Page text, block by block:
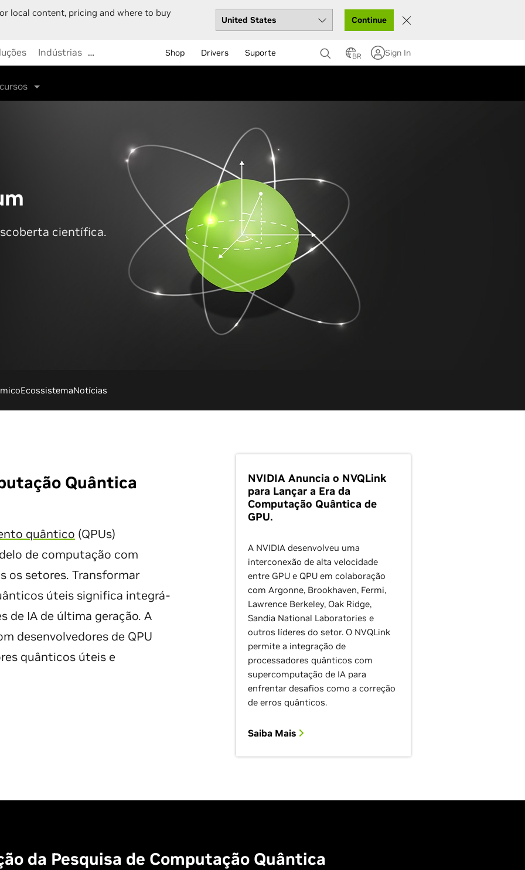
local content, pricing and where to buy
Continue
Indústrias … Shop Drivers Suporte BR Sign In
científica.
EcossistemaNotícias
Quântica
quântico (QPUs)
de computação com
os setores. Transformar
úteis significa integrá-
de IA de última geração. A
desenvolvedores de QPU
quânticos úteis e
NVIDIA Anuncia o NVQLink
para Lançar a Era da
Computação Quântica de
GPU.
A NVIDIA desenvolveu uma
interconexão de alta velocidade
entre GPU e QPU em colaboração
com Argonne, Brookhaven, Fermi,
Lawrence Berkeley, Oak Ridge,
Sandia National Laboratories e
outros líderes do setor. O NVQLink
permite a integração de
processadores quânticos com
supercomputação de IA para
enfrentar desafios como a correção
de erros quânticos.
Saiba Mais
da Pesquisa de Computação Quântica